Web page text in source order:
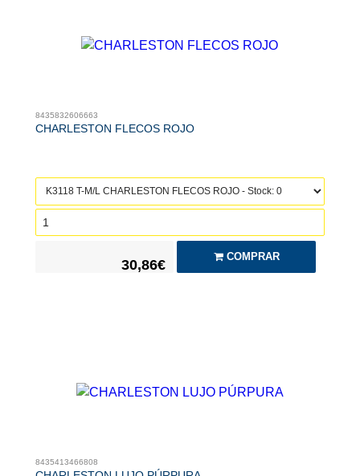
8435832606663
CHARLESTON FLECOS ROJO
30,86€
COMPRAR
8435413466808